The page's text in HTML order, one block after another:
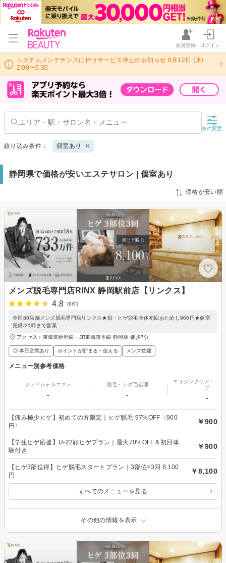
会員登録 ログイン
システムメンテナンスに伴うサービス停止のお知らせ 8月12日 (水)
2:00〜5:30
条件変更
絞り込み条件： 個室あり
静岡県で価格が安いエステサロン | 個室あり
価格が安い順
メンズ脱毛専門店RINX 静岡駅前店【リンクス】
4.8
(9件)
全国88店舗メンズ脱毛専門店リンクス★顔・ヒゲ脱毛全体初回おためし900円★個室
完備/21時まで営業
アクセス：東海道新幹線・JR東海道本線 静岡駅 徒歩7分
◎ 本日空席あり ポイントが貯まる・使える メンズ歓迎
メニュー別参考価格
フェイシャルエステ
-
脱毛・ムダ毛処理
-
エイジングケア・リ
プ
-
【痛み極少ヒゲ】初めての方限定｜ヒゲ脱毛 97%OFF〈900
円〉
￥900
【学生ヒゲ応援】U-22顔ヒゲプラン｜最大70%OFF＆初回体
験付き
￥900
【ヒゲ3部位得】ヒゲ脱毛スタートプラン｜3部位×3回 8,100
円
￥8,100
すべてのメニューを見る
その他の情報を表示